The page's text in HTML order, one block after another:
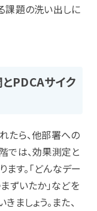
課題の洗い出しに
PDCAサイク
たら、他部署への
では、効果測定と
す。「どんなデー
ずいたか」などを
ましょう。また、